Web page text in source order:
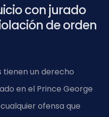
con jurado
de orden
tienen un derecho
en el Prince George
ofensa que